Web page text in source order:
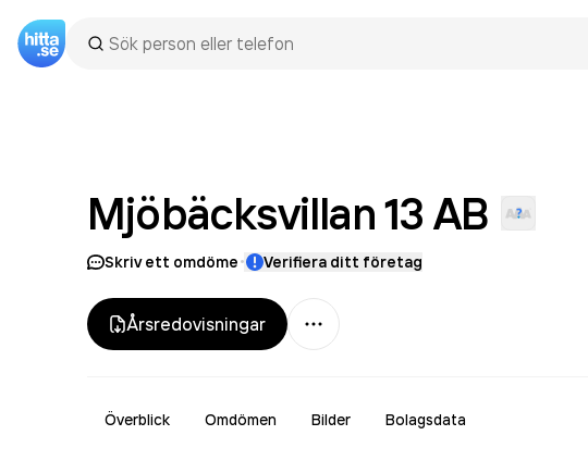
Mjöbäcksvillan 13 AB
Skriv ett omdöme· Verifiera ditt företag
Årsredovisningar
Mer
Överblick Omdömen Bilder Bolagsdata